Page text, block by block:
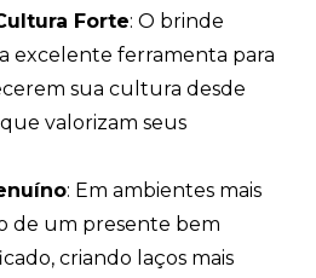
Forte: O brinde
excelente ferramenta para
sua cultura desde
valorizam seus
: Em ambientes mais
de um presente bem
criando laços mais